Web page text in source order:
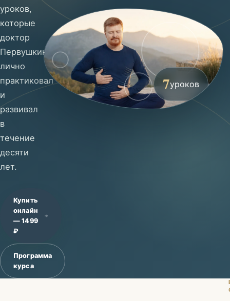
уроков,
которые
доктор
Первушкин
лично
практиковал
и
развивал
в
течение
десяти
лет.
Купить
онлайн
— 1499
₽
Программа
курса
7уроков